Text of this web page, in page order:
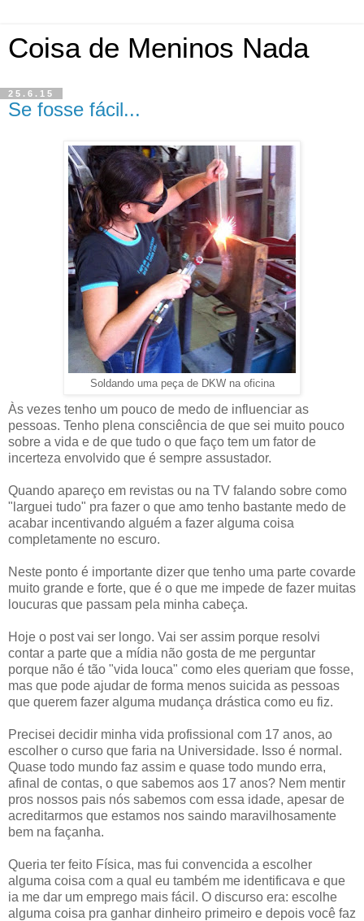
Coisa de Meninos Nada
25.6.15
Se fosse fácil...
Soldando uma peça de DKW na oficina
Às vezes tenho um pouco de medo de influenciar as
pessoas. Tenho plena consciência de que sei muito pouco
sobre a vida e de que tudo o que faço tem um fator de
incerteza envolvido que é sempre assustador.
Quando apareço em revistas ou na TV falando sobre como
"larguei tudo" pra fazer o que amo tenho bastante medo de
acabar incentivando alguém a fazer alguma coisa
completamente no escuro.
Neste ponto é importante dizer que tenho uma parte covarde
muito grande e forte, que é o que me impede de fazer muitas
loucuras que passam pela minha cabeça.
Hoje o post vai ser longo. Vai ser assim porque resolvi
contar a parte que a mídia não gosta de me perguntar
porque não é tão "vida louca" como eles queriam que fosse,
mas que pode ajudar de forma menos suicida as pessoas
que querem fazer alguma mudança drástica como eu fiz.
Precisei decidir minha vida profissional com 17 anos, ao
escolher o curso que faria na Universidade. Isso é normal.
Quase todo mundo faz assim e quase todo mundo erra,
afinal de contas, o que sabemos aos 17 anos? Nem mentir
pros nossos pais nós sabemos com essa idade, apesar de
acreditarmos que estamos nos saindo maravilhosamente
bem na façanha.
Queria ter feito Física, mas fui convencida a escolher
alguma coisa com a qual eu também me identificava e que
ia me dar um emprego mais fácil. O discurso era: escolhe
alguma coisa pra ganhar dinheiro primeiro e depois você faz